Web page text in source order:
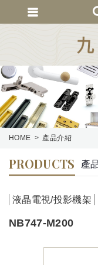
HOME 產品介紹
PRODUCTS 產
液晶電視/投影機架
NB747-M200